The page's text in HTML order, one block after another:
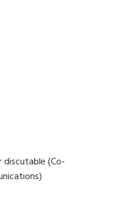
discutable (Co-